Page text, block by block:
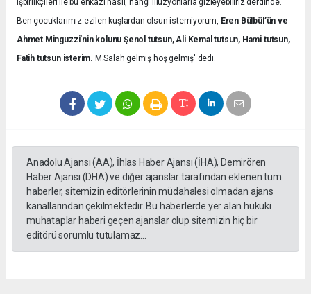
işbirlikçileri ile bu enkazı nasıl, hangi illüzyonlarla gizleyebiliriz derdinde.
Ben çocuklarımız ezilen kuşlardan olsun istemiyorum, Eren Bülbül’ün ve
Ahmet Minguzzi’nin kolunu Şenol tutsun, Ali Kemal tutsun, Hami tutsun,
Fatih tutsun isterim. M.Salah gelmiş hoş gelmiş' dedi.
Anadolu Ajansı (AA), İhlas Haber Ajansı (İHA), Demirören
Haber Ajansı (DHA) ve diğer ajanslar tarafından eklenen tüm
haberler, sitemizin editörlerinin müdahalesi olmadan ajans
kanallarından çekilmektedir. Bu haberlerde yer alan hukuki
muhataplar haberi geçen ajanslar olup sitemizin hiç bir
editörü sorumlu tutulamaz...